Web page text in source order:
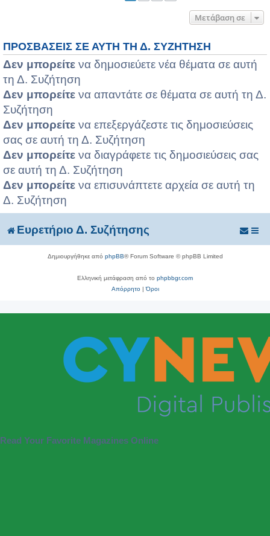
Μετάβαση σε
ΠΡΟΣΒΆΣΕΙΣ ΣΕ ΑΥΤΉ ΤΗ Δ. ΣΥΖΉΤΗΣΗ
Δεν μπορείτε να δημοσιεύετε νέα θέματα σε αυτή
τη Δ. Συζήτηση
Δεν μπορείτε να απαντάτε σε θέματα σε αυτή τη Δ.
Συζήτηση
Δεν μπορείτε να επεξεργάζεστε τις δημοσιεύσεις
σας σε αυτή τη Δ. Συζήτηση
Δεν μπορείτε να διαγράφετε τις δημοσιεύσεις σας
σε αυτή τη Δ. Συζήτηση
Δεν μπορείτε να επισυνάπτετε αρχεία σε αυτή τη
Δ. Συζήτηση
Ευρετήριο Δ. Συζήτησης
Δημιουργήθηκε από phpBB® Forum Software © phpBB Limited
Ελληνική μετάφραση από το phpbbgr.com
Απόρρητο|Όροι
Read Your Favorite Magazines Online